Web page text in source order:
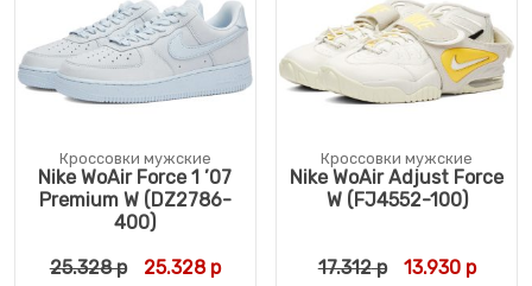
Кроссовки мужские
Nike WoAir Force 1 ’07
Premium W (DZ2786-
400)
25.328р Первоначальная цена составляла 25.328
25.328рТекущая цена: 25.328 р.
Кроссовки мужские
Nike WoAir Adjust Force
W (FJ4552-100)
17.312р 13.930р